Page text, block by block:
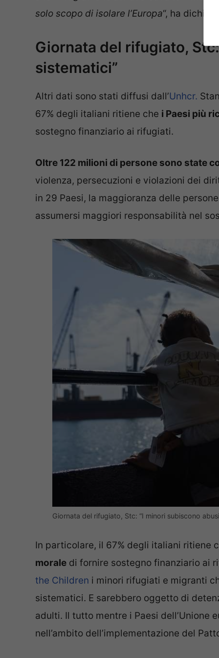
solo scopo di isolare l’Europa“, ha
Giornata del rifugiato,
sistematici”
Altri dati sono stati diffusi dall’Unhcr.
67% degli italiani ritiene che i Paesi più
sostegno finanziario ai rifugiati.
Oltre 122 milioni di persone sono state
violenza, persecuzioni e violazioni dei
in 29 Paesi, la maggioranza delle
assumersi maggiori responsabilità nel
Giornata del rifugiato, Stc: “I minori subiscono
In particolare, il 67% degli italiani ritiene
morale di fornire sostegno finanziario ai
the Children i minori rifugiati e migranti
sistematici. E sarebbero oggetto di
adulti. Il tutto mentre i Paesi dell’Unione
nell’ambito dell’implementazione del